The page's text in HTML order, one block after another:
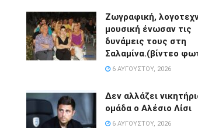
Ζωγραφική,
μουσική ένωσαν τις
δυνάμεις τους στη
Σαλαμίνα.(βίντεο
6 ΑΥΓΟΎΣΤΟΥ, 2026
Δεν αλλάζει
ομάδα ο Αλέσιο Λίσι
6 ΑΥΓΟΎΣΤΟΥ, 2026